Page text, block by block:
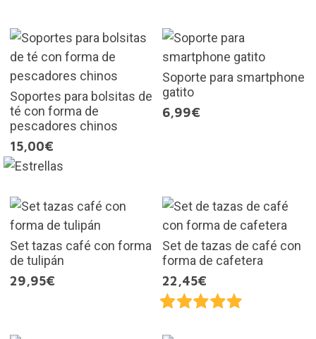
Soportes para bolsitas de
té con forma de
pescadores chinos
15,00€
Soporte para smartphone
gatito
6,99€
Set tazas café con forma
de tulipán
29,95€
Set de tazas de café con
forma de cafetera
22,45€